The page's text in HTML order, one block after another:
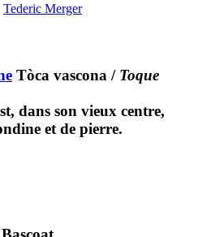
Tederic Merger
Tòca vascona / Toque
dans son vieux centre,
et de pierre.